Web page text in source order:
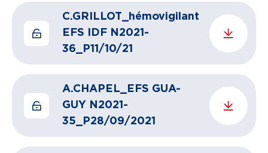
C.GRILLOT_hémovigilant
EFS IDF N2021-
36_P11/10/21
A.CHAPEL_EFS GUA-
GUY N2021-
35_P28/09/2021